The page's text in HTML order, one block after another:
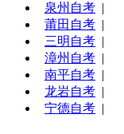
泉州自考 |
莆田自考 |
三明自考 |
漳州自考 |
南平自考 |
龙岩自考 |
宁德自考 |